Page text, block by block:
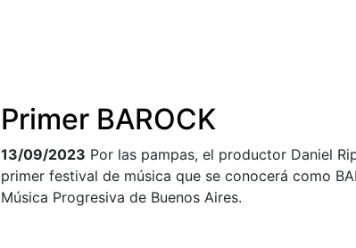
Primer BAROCK
13/09/2023 Por las pampas, el productor Daniel
primer festival de música que se conocerá como
Música Progresiva de Buenos Aires.